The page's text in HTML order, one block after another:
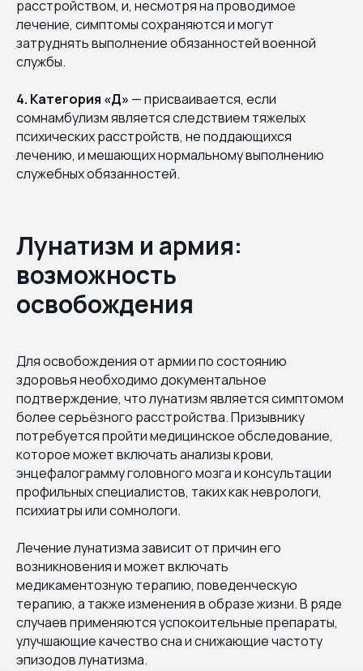
расстройством, и, несмотря на проводимое
лечение, симптомы сохраняются и могут
затруднять выполнение обязанностей военной
службы.
4. Категория «Д» — присваивается, если
сомнамбулизм является следствием тяжелых
психических расстройств, не поддающихся
лечению, и мешающих нормальному выполнению
служебных обязанностей.
Лунатизм и армия:
возможность
освобождения
Для освобождения от армии по состоянию
здоровья необходимо документальное
подтверждение, что лунатизм является симптомом
более серьёзного расстройства. Призывнику
потребуется пройти медицинское обследование,
которое может включать анализы крови,
энцефалограмму головного мозга и консультации
профильных специалистов, таких как неврологи,
психиатры или сомнологи.
Лечение лунатизма зависит от причин его
возникновения и может включать
медикаментозную терапию, поведенческую
терапию, а также изменения в образе жизни. В ряде
случаев применяются успокоительные препараты,
улучшающие качество сна и снижающие частоту
эпизодов лунатизма.